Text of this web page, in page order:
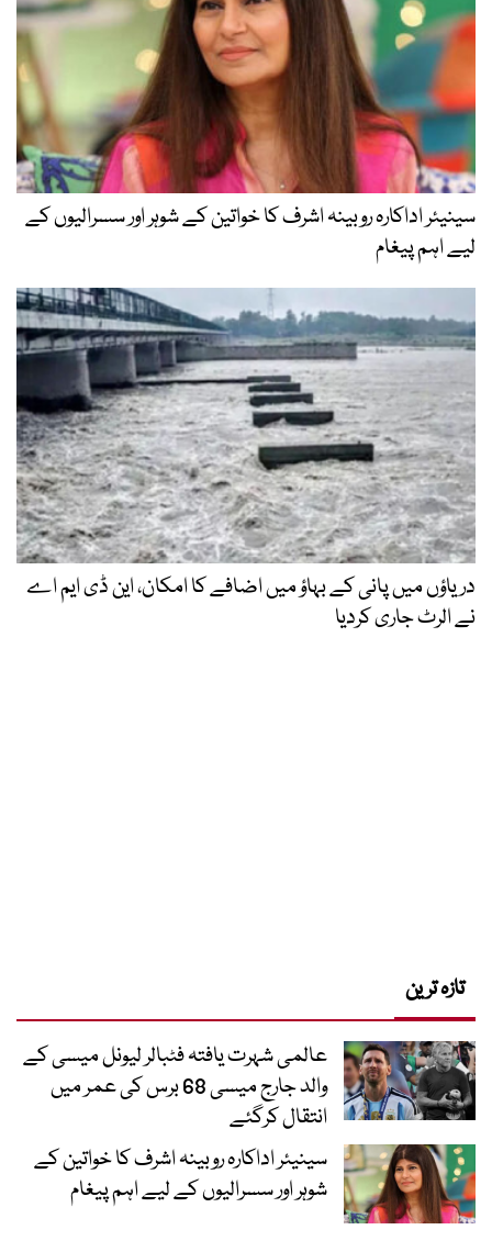
سینیئر اداکارہ روبینہ اشرف کا خواتین کے شوہر اور سسرالیوں کے
لیے اہم پیغام
دریاؤں میں پانی کے بہاؤ میں اضافے کا امکان، این ڈی ایم اے
نے الرٹ جاری کردیا
تازہ ترین
عالمی شہرت یافتہ فٹبالر لیونل میسی کے
والد جارج میسی 68 برس کی عمر میں
انتقال کرگئے
سینیئر اداکارہ روبینہ اشرف کا خواتین کے
شوہر اور سسرالیوں کے لیے اہم پیغام